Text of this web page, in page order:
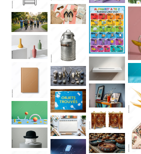
MATÉRIEL
SUPPLÉMENTAIRE
important
d'ajouter 2
pouces de
matériel
supplémentaire
en largeur et
en hauteur
pour faciliter
l'installation